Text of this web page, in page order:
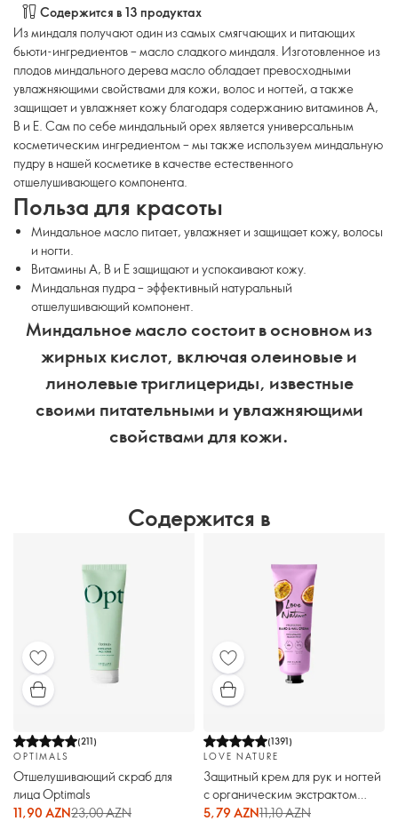
Содержится в 13 продуктах
Из миндаля получают один из самых смягчающих и питающих
бьюти-ингредиентов – масло сладкого миндаля. Изготовленное из
плодов миндального дерева масло обладает превосходными
увлажняющими свойствами для кожи, волос и ногтей, а также
защищает и увлажняет кожу благодаря содержанию витаминов А,
В и Е. Сам по себе миндальный орех является универсальным
косметическим ингредиентом – мы также используем миндальную
пудру в нашей косметике в качестве естественного
отшелушивающего компонента.
Польза для красоты
Миндальное масло питает, увлажняет и защищает кожу, волосы
и ногти.
Витамины А, В и Е защищают и успокаивают кожу.
Миндальная пудра – эффективный натуральный
отшелушивающий компонент.
Миндальное масло состоит в основном из
жирных кислот, включая олеиновые и
линолевые триглицериды, известные
своими питательными и увлажняющими
свойствами для кожи.
Содержится в
(211)
OPTIMALS
Отшелушивающий скраб для
лица Optimals
11,90 AZN23,00 AZN
(1391)
LOVE NATURE
Защитный крем для рук и ногтей
с органическим экстрактом
маракуйи Love Nature
5,79 AZN11,10 AZN